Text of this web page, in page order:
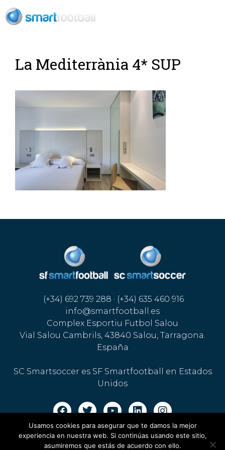
La Mediterrània 4* SUP
(+34) 692 739 288 · (+34) 635 460 916
info@smartfootball.es
Complex Esportiu Futbol Salou
Vial Salou Cambrils, 43840 Salou, Tarragona.
España
SC Smartsoccer es SF Smartfootball en Estados
Unidos
Aviso legal · Política de cookies·Política de privacidad
Usamos cookies para asegurar que te damos la mejor
experiencia en nuestra web. Si continúas usando este sitio,
asumiremos que estás de acuerdo con ello.